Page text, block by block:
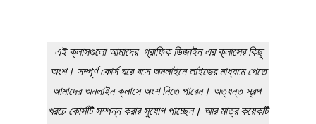
এই ক্লাসগুলো আমাদের গ্রাফিক ডিজাইন এর ক্লাসের কিছু
অংশ। সম্পূর্ণ কোর্স ঘরে বসে অনলাইনে লাইভের মাধ্যমে পেতে
আমাদের অনলাইন ক্লাসে অংশ নিতে পারেন। অত্যন্ত স্বল্প
খরচে কোর্সটি সম্পন্ন করার সুযোগ পাচ্ছেন। আর মাত্র কয়েকটি